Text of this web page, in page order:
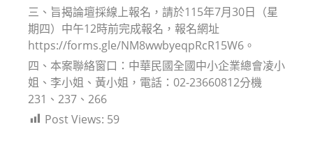
三、旨揭論壇採線上報名，請於115年7月30日（星
期四）中午12時前完成報名，報名網址
https://forms.gle/NM8wwbyeqpRcR15W6。
四、本案聯絡窗口：中華民國全國中小企業總會凌小
姐、李小姐、黃小姐，電話：02-23660812分機
231、237、266
Post Views: 59